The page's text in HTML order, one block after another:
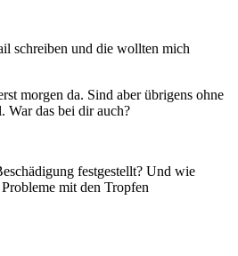
schreiben und die wollten mich
morgen da. Sind aber übrigens ohne
War das bei dir auch?
festgestellt? Und wie
mit den Tropfen